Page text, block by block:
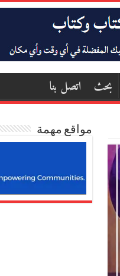
بحث اتصل بنا
مواقع مهمة